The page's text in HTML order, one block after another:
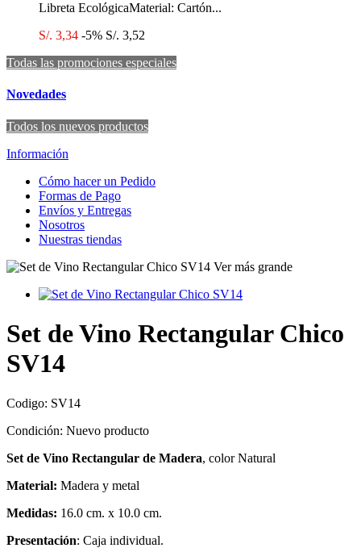
Libreta EcológicaMaterial: Cartón...
S/. 3,34 -5% S/. 3,52
Todas las promociones especiales
Novedades
Todos los nuevos productos
Información
Cómo hacer un Pedido
Formas de Pago
Envíos y Entregas
Nosotros
Nuestras tiendas
Ver más grande
Set de Vino Rectangular Chico
SV14
Codigo: SV14
Condición: Nuevo producto
Set de Vino Rectangular de Madera, color Natural
Material: Madera y metal
Medidas: 16.0 cm. x 10.0 cm.
Presentación: Caja individual.